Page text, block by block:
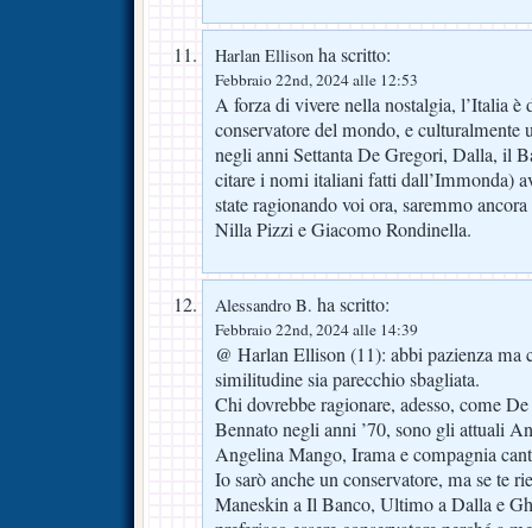
Harlan Ellison ha scritto:
Febbraio 22nd, 2024 alle 12:53
A forza di vivere nella nostalgia, l’Italia è
conservatore del mondo, e culturalmente
negli anni Settanta De Gregori, Dalla, il
citare i nomi italiani fatti dall’Immonda)
state ragionando voi ora, saremmo
Nilla Pizzi e Giacomo Rondinella.
Alessandro B. ha scritto:
Febbraio 22nd, 2024 alle 14:39
@ Harlan Ellison (11): abbi pazienza ma
similitudine sia parecchio sbagliata.
Chi dovrebbe ragionare, adesso, come
Bennato negli anni ’70, sono gli attuali
Angelina Mango, Irama e compagnia
Io sarò anche un conservatore, ma se te
Maneskin a Il Banco, Ultimo a Dalla e